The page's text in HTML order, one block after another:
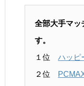
全部大手マッ
す。
１位 ハッピ
２位